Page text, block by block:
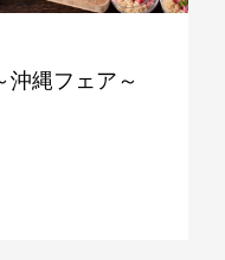
沖縄フェア～